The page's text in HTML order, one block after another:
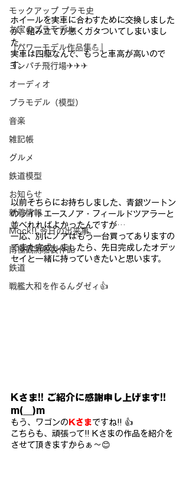
モックアップ プラモ史
お宝のプラモデル
『パワーモデル作品集💪』
ヨンパチ飛行場✈✈✈
オーディオ
プラモデル（模型）
音楽
雑記帳
グルメ
鉄道模型
お知らせ
新着情報
Mock!! 今日の出来事
南極観測船製作記
鉄道
戦艦大和を作るんダゼィ👍
ホイールを実車に合わすために交換しました
が、組み立てが悪くガタついてしまいまし
た。
実車は四駆なんで、もっと車高が高いので
す。
以前そちらにお持ちしま した、青銀ツートン
のライトエースノア・フィールドツアラーと
並べれればよかったんですが…
一応、別にノアはもう一台買ってあり ますの
でまた完成しましたら、先日完成したオデッ
セイと一緒に持っていきたいと思います。
Kさま!! ご紹介に感謝申し上げます!!
m(__)m
もう、ワゴンの Kさまですね!! 👍
こちらも、頑張って!! Kさまの作品を紹介を
させて頂きますからぁ～😊